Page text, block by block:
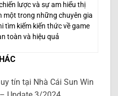
lược và sự am hiểu thị
một trong những chuyên gia
tìm kiếm kiến thức về game
toàn và hiệu quả
tín tại Nhà Cái Sun Win